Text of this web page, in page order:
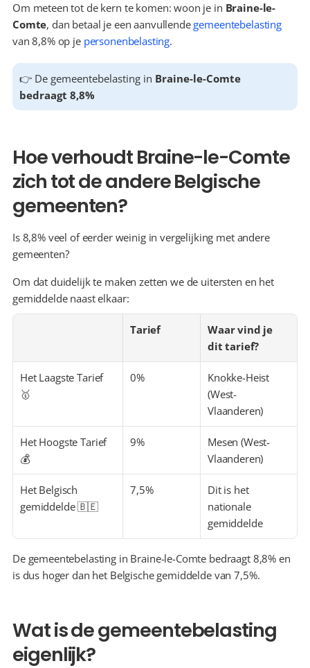
Om meteen tot de kern te komen: woon je in Braine-le-
Comte, dan betaal je een aanvullende gemeentebelasting
van 8,8% op je personenbelasting.
👉 De gemeentebelasting in Braine-le-Comte
bedraagt 8,8%
Hoe verhoudt Braine-le-Comte
zich tot de andere Belgische
gemeenten?
Is 8,8% veel of eerder weinig in vergelijking met andere
gemeenten?
Om dat duidelijk te maken zetten we de uitersten en het
gemiddelde naast elkaar:
Tarief
Waar vind je
dit tarief?
Het Laagste Tarief
🥇
0%
Knokke-Heist
(West-
Vlaanderen)
Het Hoogste Tarief
💰
9%
Mesen (West-
Vlaanderen)
Het Belgisch
gemiddelde 🇧🇪
7,5%
Dit is het
nationale
gemiddelde
De gemeentebelasting in Braine-le-Comte bedraagt 8,8% en
is dus hoger dan het Belgische gemiddelde van 7,5%.
Wat is de gemeentebelasting
eigenlijk?